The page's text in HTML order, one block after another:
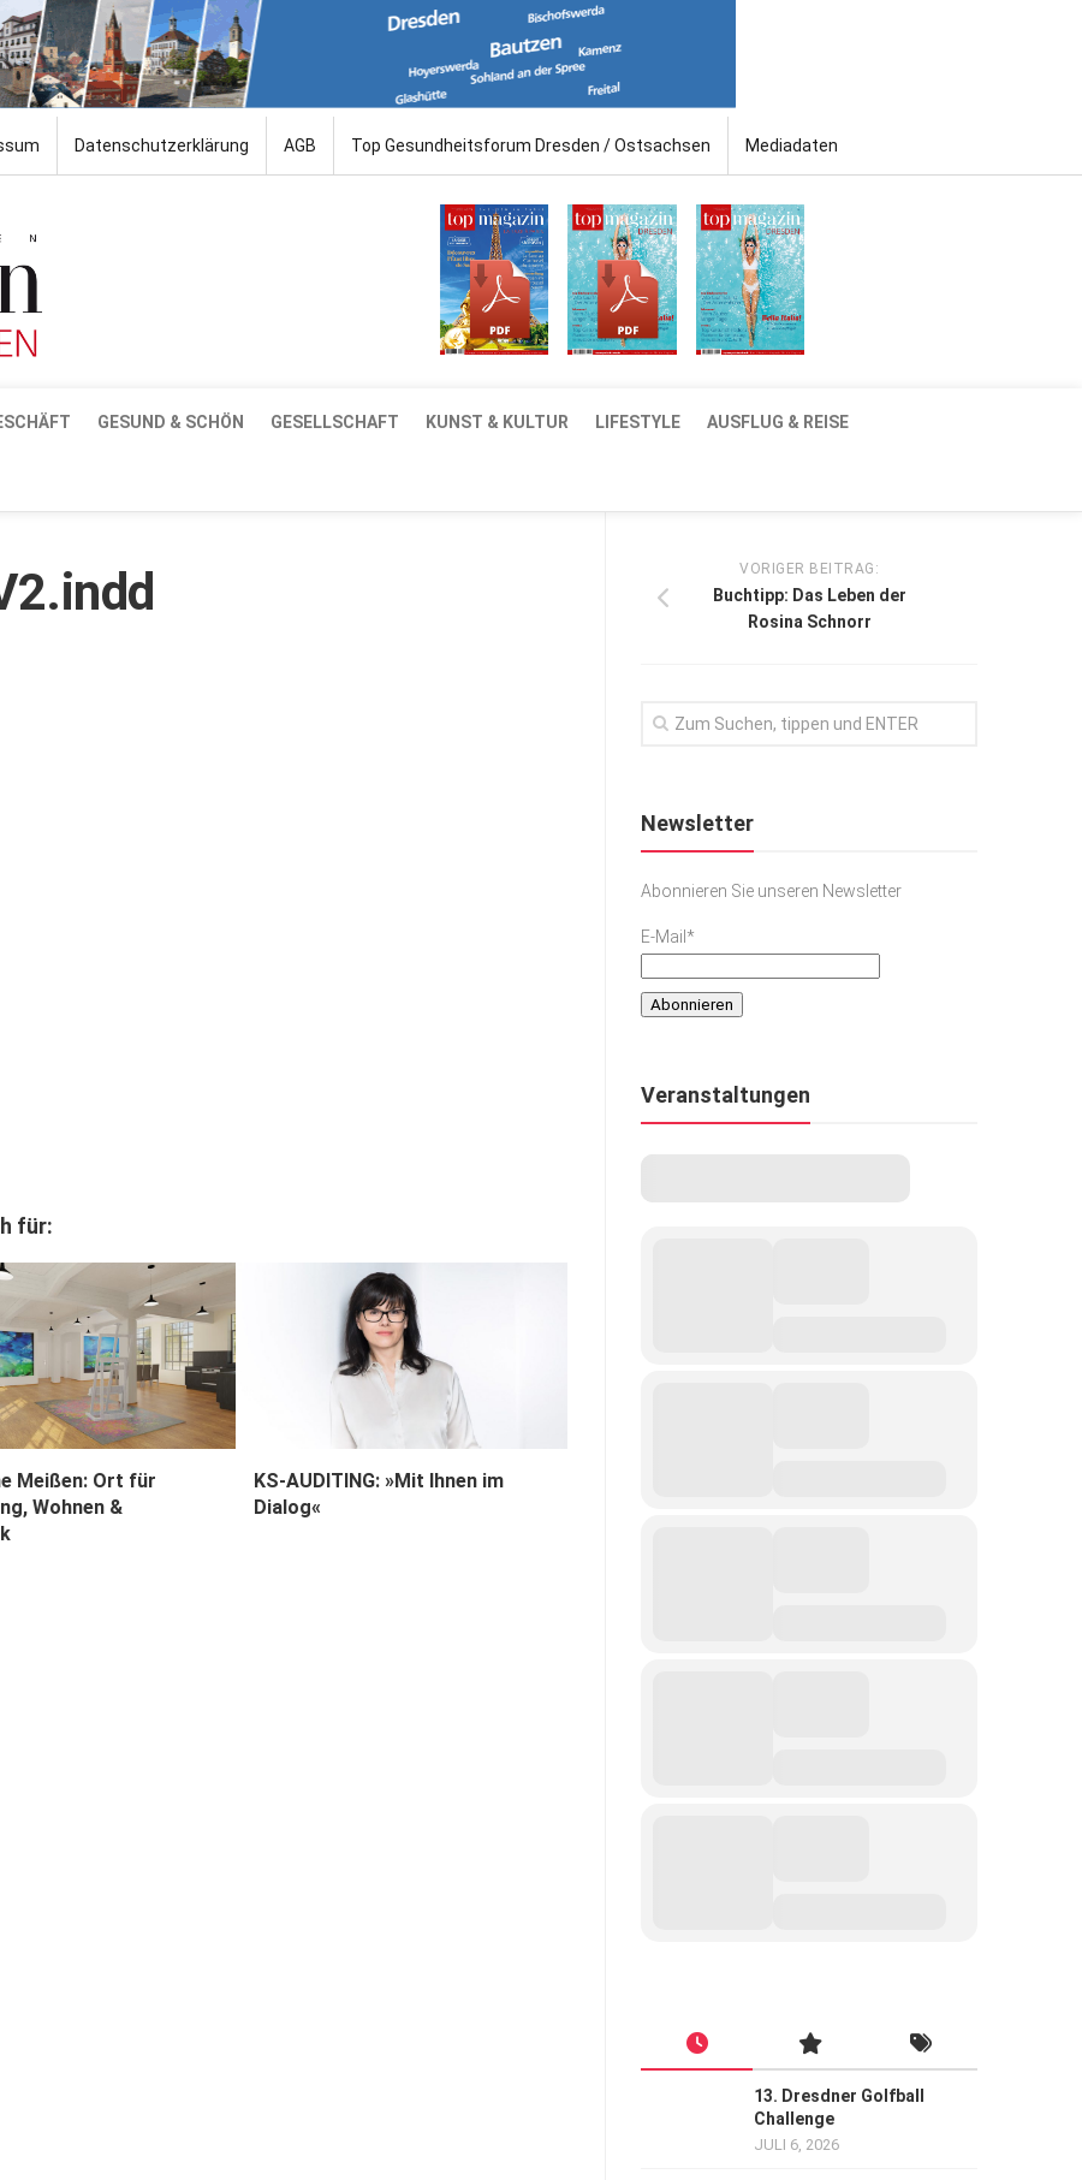
Datenschutzerklärung AGB Top Gesundheitsforum Dresden / Ostsachsen Mediadaten
GESUND & SCHÖN GESELLSCHAFT KUNST & KULTUR LIFESTYLE AUSFLUG & REISE
für:
Meißen: Ort für
Wohnen &
KS-AUDITING: »Mit Ihnen im
Dialog«
VORIGER BEITRAG:
Buchtipp: Das Leben der
Rosina Schnorr
Newsletter
Abonnieren Sie unseren Newsletter
E-Mail*
Veranstaltungen
13. Dresdner Golfball
Challenge
JULI 6, 2026